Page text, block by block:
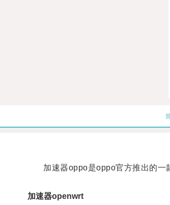
加速器oppo是oppo官方推出的一款
加速器openwrt